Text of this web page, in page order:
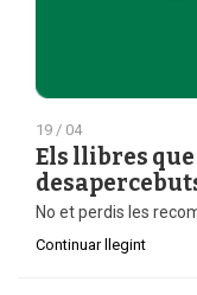
19 / 04
Els llibres
No et perdis les
Continuar llegint